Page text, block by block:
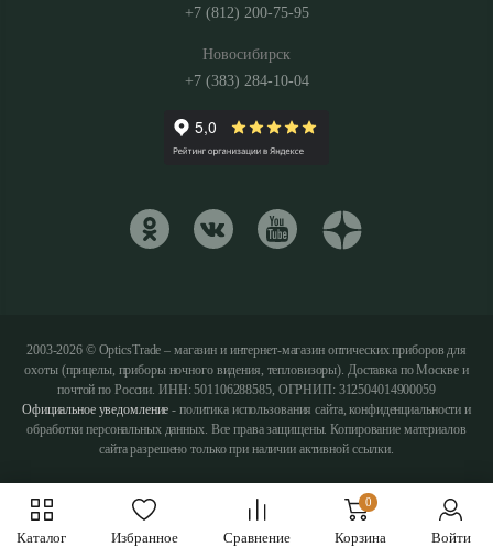
Каталог Избранное Сравнение
0
Корзина Войти
+7 (812) 200-75-95
Новосибирск
+7 (383) 284-10-04
2003-2026 © OpticsTrade – магазин и интернет-магазин оптических приборов для
охоты (прицелы, приборы ночного видения, тепловизоры). Доставка по Москве и
почтой по России. ИНН: 501106288585, ОГРНИП: 312504014900059
Официальное уведомление - политика использования сайта, конфиденциальности и
обработки персональных данных. Все права защищены. Копирование материалов
сайта разрешено только при наличии активной ссылки.